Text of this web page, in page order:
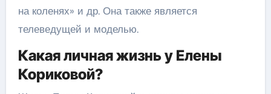
на коленях» и др. Она также является
телеведущей и моделью.
Какая личная жизнь у Елены
Кориковой?